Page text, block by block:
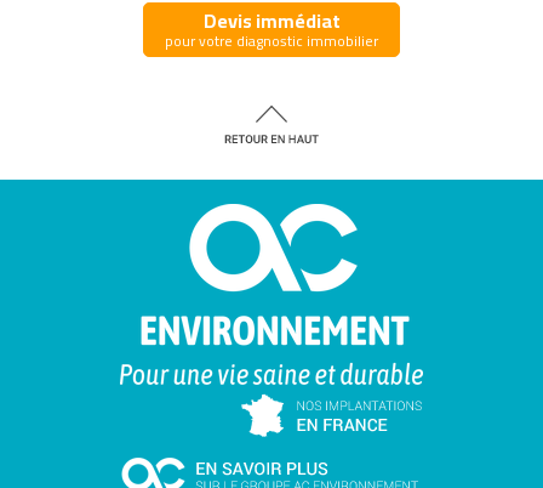
Devis immédiat
pour votre diagnostic immobilier